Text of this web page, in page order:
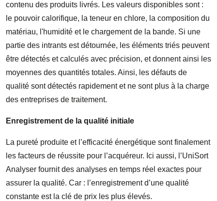
contenu des produits livrés. Les valeurs disponibles sont :
le pouvoir calorifique, la teneur en chlore, la composition du
matériau, l'humidité et le chargement de la bande. Si une
partie des intrants est détournée, les éléments triés peuvent
être détectés et calculés avec précision, et donnent ainsi les
moyennes des quantités totales. Ainsi, les défauts de
qualité sont détectés rapidement et ne sont plus à la charge
des entreprises de traitement.
Enregistrement de la qualité initiale
La pureté produite et l’efficacité énergétique sont finalement
les facteurs de réussite pour l’acquéreur. Ici aussi, l’UniSort
Analyser fournit des analyses en temps réel exactes pour
assurer la qualité. Car : l’enregistrement d’une qualité
constante est la clé de prix les plus élevés.